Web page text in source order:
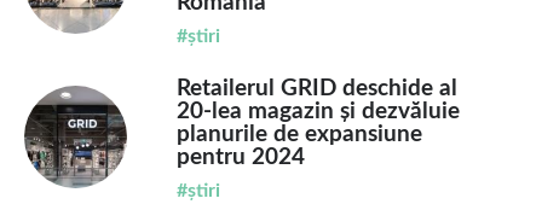
#știri
Retailerul GRID deschide al
20-lea magazin și dezvăluie
planurile de expansiune
pentru 2024
#știri